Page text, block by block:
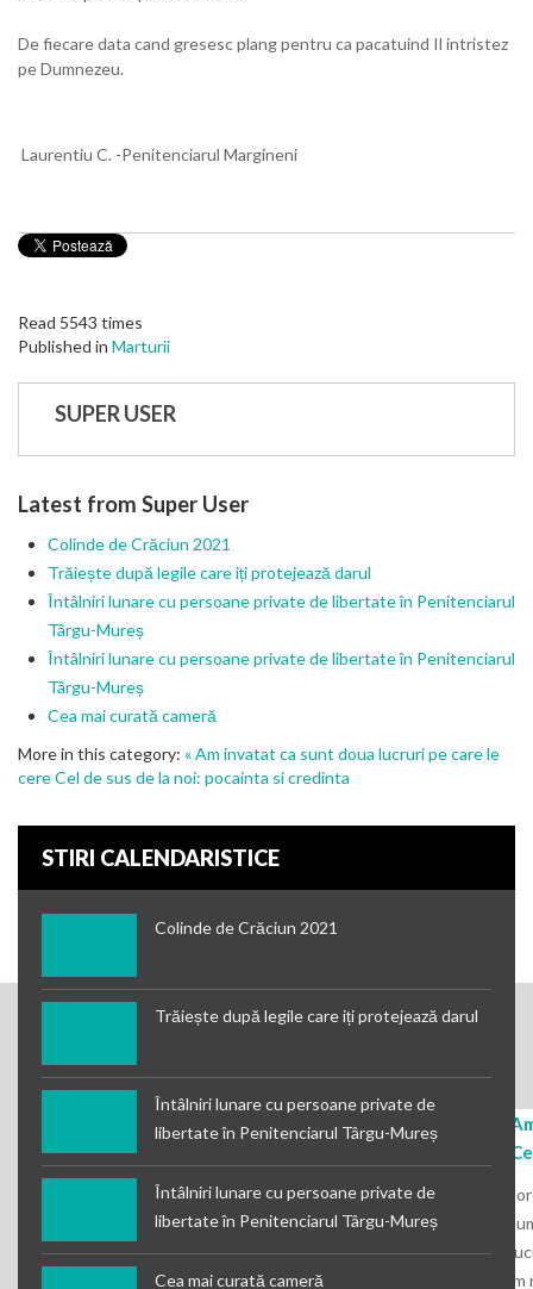
De fiecare data cand gresesc plang pentru ca pacatuind Il intristez
pe Dumnezeu.
Laurentiu C. -Penitenciarul Margineni
Read 5543 times
Published in Marturii
SUPER USER
Latest from Super User
Colinde de Crăciun 2021
Trăiește după legile care iți protejează darul
Întâlniri lunare cu persoane private de libertate în Penitenciarul
Târgu-Mureș
Întâlniri lunare cu persoane private de libertate în Penitenciarul
Târgu-Mureș
Cea mai curată cameră
More in this category: « Am invatat ca sunt doua lucruri pe care le
cere Cel de sus de la noi: pocainta si credinta
STIRI CALENDARISTICE
Colinde de Crăciun 2021
Trăiește după legile care iți protejează darul
Întâlniri lunare cu persoane private de
libertate în Penitenciarul Târgu-Mureș
Întâlniri lunare cu persoane private de
libertate în Penitenciarul Târgu-Mureș
Cea mai curată cameră
A facut din mine "un om nou"
Binecuvantat sa fie Bunul nostru Dumnezeu pentru ca
are atat de multa grija de pacatosii ca mine, care-L
cauta si-L gasesc.Cursul biblic pe care l-am facut
corespondand cu dvs. mi-a starnit cu adevarat un
interes maxim pentru Cuvantul lui Dumnezeu si a facut